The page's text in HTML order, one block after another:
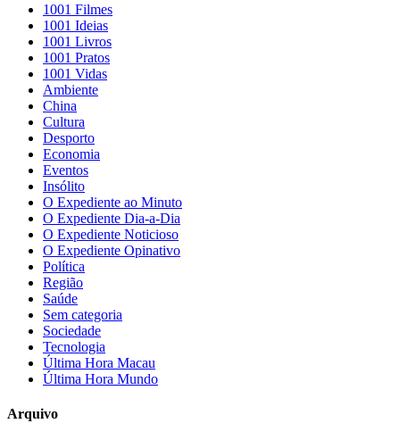
1001 Filmes
1001 Ideias
1001 Livros
1001 Pratos
1001 Vidas
Ambiente
China
Cultura
Desporto
Economia
Eventos
Insólito
O Expediente ao Minuto
O Expediente Dia-a-Dia
O Expediente Noticioso
O Expediente Opinativo
Política
Região
Saúde
Sem categoria
Sociedade
Tecnologia
Última Hora Macau
Última Hora Mundo
Arquivo